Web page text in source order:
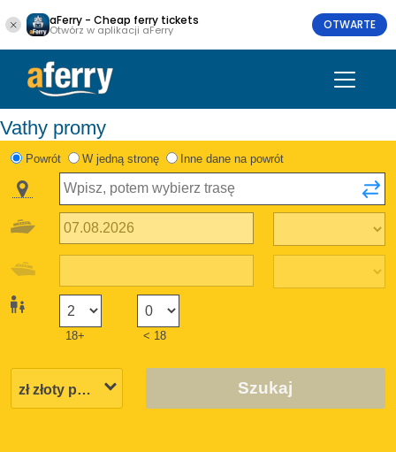
aFerry - Cheap ferry tickets
Otwórz w aplikacji aFerry OTWARTE
Vathy promy
Powrót W jedną stronę Inne dane na powrót
18+ < 18
Szukaj